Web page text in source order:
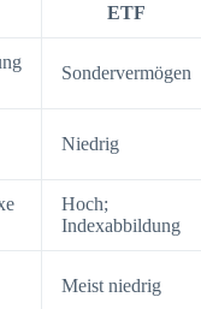
ETF
Sondervermögen
Niedrig
Hoch;
Indexabbildung
Meist niedrig